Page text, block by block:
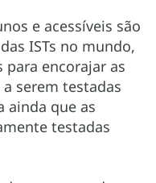
e acessíveis são
ISTs no mundo,
encorajar as
serem testadas
ainda que as
testadas